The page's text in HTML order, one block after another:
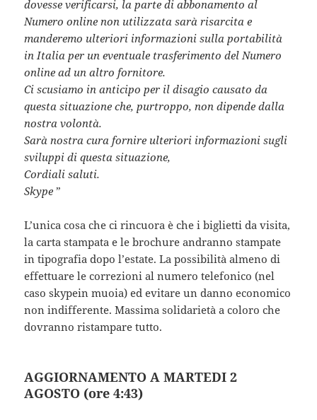
dovesse verificarsi, la parte di abbonamento al
Numero online non utilizzata sarà risarcita e
manderemo ulteriori informazioni sulla portabilità
in Italia per un eventuale trasferimento del Numero
online ad un altro fornitore.
Ci scusiamo in anticipo per il disagio causato da
questa situazione che, purtroppo, non dipende dalla
nostra volontà.
Sarà nostra cura fornire ulteriori informazioni sugli
sviluppi di questa situazione,
Cordiali saluti.
Skype ”
L’unica cosa che ci rincuora è che i biglietti da visita,
la carta stampata e le brochure andranno stampate
in tipografia dopo l’estate. La possibilità almeno di
effettuare le correzioni al numero telefonico (nel
caso skypein muoia) ed evitare un danno economico
non indifferente. Massima solidarietà a coloro che
dovranno ristampare tutto.
AGGIORNAMENTO A MARTEDI 2
AGOSTO (ore 4:43)